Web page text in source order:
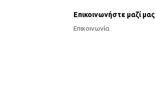
Επικοινωνήστε μαζί μας
Επικοινωνία